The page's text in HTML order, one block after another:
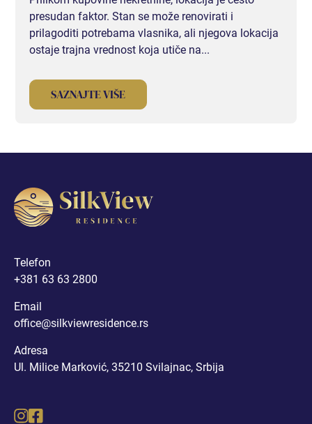
JEDNOSOBAN
JEDNOSOBAN STAN I
JEDNOSOBAN STAN II
JEDNOSOBAN STAN V (RASPRODATO)
DVOSOBAN
DVOSOBAN STAN I (RASPRODATO)
DVOSOBAN STAN II (RASPRODATO)
presudan faktor. Stan se može renovirati i
prilagoditi potrebama vlasnika, ali njegova lokacija
ostaje trajna vrednost koja utiče na...
SAZNAJTE VIŠE
Telefon
+381 63 63 2800
Email
office@silkviewresidence.rs
Adresa
Ul. Milice Marković, 35210 Svilajnac, Srbija